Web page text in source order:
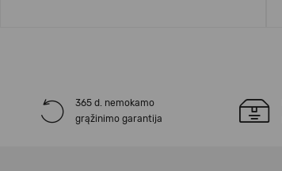
365 d. nemokamo
grąžinimo garantija